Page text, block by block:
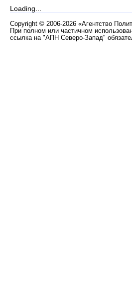
Loading...
Copyright © 2006-2026 «Агентство
При полном или частичном
ссылка на "АПН Северо-Запад"